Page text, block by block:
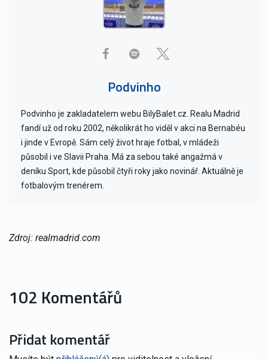
Podvinho
Podvinho je zakladatelem webu BilyBalet.cz. Realu Madrid
fandí už od roku 2002, několikrát ho viděl v akci na Bernabéu
i jinde v Evropě. Sám celý život hraje fotbal, v mládeži
působil i ve Slavii Praha. Má za sebou také angažmá v
deníku Sport, kde působil čtyři roky jako novinář. Aktuálně je
fotbalovým trenérem.
Zdroj: realmadrid.com
102 Komentářů
Přidat komentář